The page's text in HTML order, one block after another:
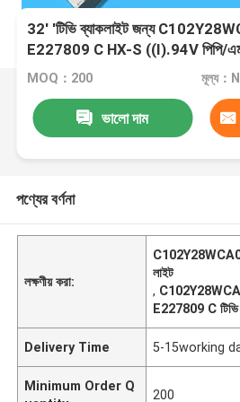
32' 'টিভি ব্যাকলাইট জন্য
E227809 C HX-S ((I).94V পিপি/
MOQ：200 মূল্য：
ভালো দাম
পণ্যের বর্ণনা
লক্ষণীয় করা:
লাইট
,
E227809 C টিভি
Delivery Time 5-15working
Minimum Order Q
200